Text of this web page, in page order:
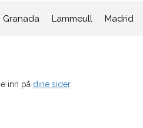
Granada Lammeull Madrid
inn på dine sider.